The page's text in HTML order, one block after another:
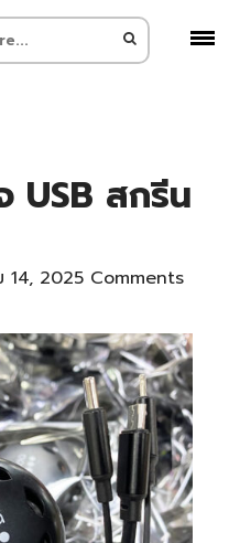
USB สกรีน
14, 2025 Comments